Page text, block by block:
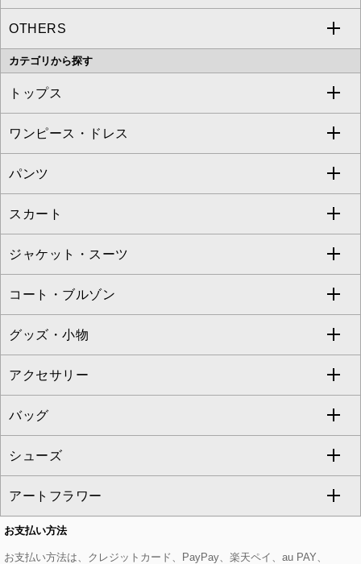
MK MICHEL KLEIN
OFUON le MK
eur3
MICHEL KLEIN HOMME
MK MICHEL KLEIN HOMME
a.v.v
OTHERS
MK MICHEL KLEIN BAG
カテゴリから探す
トップス
すべてのトップス
カットソー・Tシャツ
ブラウス・シャツ
ニット・セーター
カーディガン
アンサンブルセット
ベスト・ジレ
パーカー
タンクトップ・キャミソール
スウェット・ジャージー
その他のトップス
ワンピース・ドレス
すべてのワンピース・ドレス
ワンピース
ドレス
チュニック
ジャンパースカート
その他のワンピース・ドレス
パンツ
すべてのパンツ
フルレングスパンツ
クロップド・半端丈パンツ
ガウチョ・ワイドパンツ
ハーフ・ショート丈パンツ
サロペット・オールインワン
その他のパンツ
スカート
すべてのスカート
ロング・マキシ丈スカート
ひざ丈スカート
ミモレ丈スカート
ショート・ミニ丈スカート
その他のスカート
ジャケット・スーツ
すべてのジャケット・スーツ
テーラードジャケット
ノーカラージャケット
セットアップ
セットアップジャケット
セットアップパンツ
セットアップスカート
コート・ブルゾン
すべてのコート・ブルゾン
トレンチコート
ピーコート
ダッフルコート
チェスターコート
モッズコート
グッズ・小物
すべてのグッズ・小物
マスク
ストール・マフラー・スヌード
ベルト・サスペンダー
帽子
アクセサリー
すべてのアクセサリー
ネックレス
ピアス・イヤリング
ブレスレット・バングル
バッグ
すべてのバッグ
トートバッグ
ショルダーバッグ
シューズ
すべてのシューズ
パンプス
アートフラワー
すべてのアートフラワー
お支払い方法
お支払い方法は、クレジットカード、PayPay、楽天ペイ、au PAY、